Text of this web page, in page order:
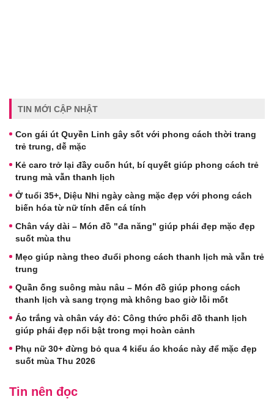
TIN MỚI CẬP NHẬT
Con gái út Quyền Linh gây sốt với phong cách thời trang
trẻ trung, dễ mặc
Kẻ caro trở lại đầy cuốn hút, bí quyết giúp phong cách trẻ
trung mà vẫn thanh lịch
Ở tuổi 35+, Diệu Nhi ngày càng mặc đẹp với phong cách
biến hóa từ nữ tính đến cá tính
Chân váy dài – Món đồ "đa năng" giúp phái đẹp mặc đẹp
suốt mùa thu
Mẹo giúp nàng theo đuổi phong cách thanh lịch mà vẫn trẻ
trung
Quần ống suông màu nâu – Món đồ giúp phong cách
thanh lịch và sang trọng mà không bao giờ lỗi mốt
Áo trắng và chân váy đỏ: Công thức phối đồ thanh lịch
giúp phái đẹp nổi bật trong mọi hoàn cảnh
Phụ nữ 30+ đừng bỏ qua 4 kiểu áo khoác này để mặc đẹp
suốt mùa Thu 2026
Tin nên đọc